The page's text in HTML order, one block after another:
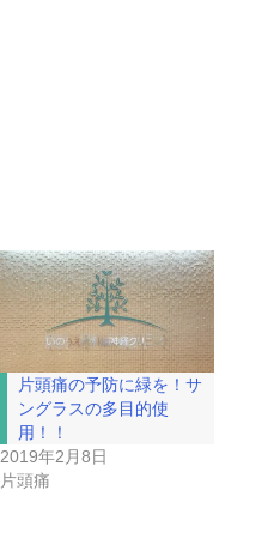
片頭痛の予防に緑を！サ
ングラスの多目的使
用！！
2019年2月8日
片頭痛